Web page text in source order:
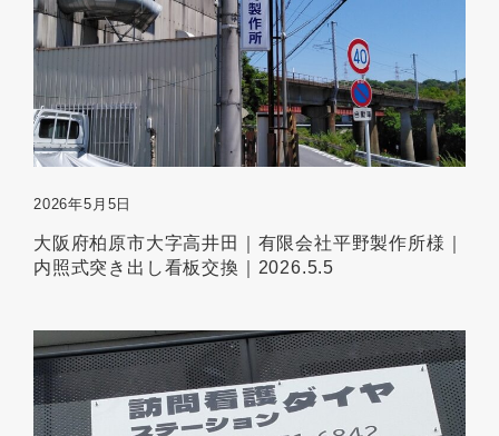
2026年5月5日
大阪府柏原市大字高井田｜有限会社平野製作所様｜
内照式突き出し看板交換｜2026.5.5